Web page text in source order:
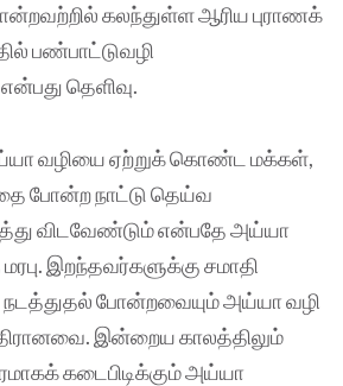
கலந்துள்ள ஆரிய புராணக்
பண்பாட்டுவழி
தெளிவு.
வழியை ஏற்றுக் கொண்ட மக்கள்,
போன்ற நாட்டு தெய்வ
விடவேண்டும் என்பதே அய்யா
இறந்தவர்களுக்கு சமாதி
நடத்துதல் போன்றவையும் அய்யா வழி
எதிரானவை. இன்றைய காலத்திலும்
கடைபிடிக்கும் அய்யா